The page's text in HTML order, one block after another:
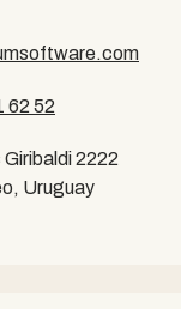
62 52
2222
Uruguay